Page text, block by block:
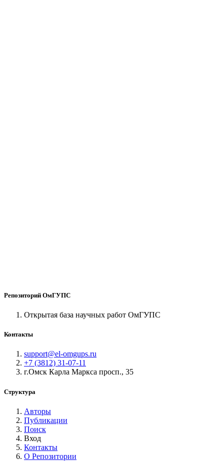
Репозиторий ОмГУПС
Открытая база научных работ ОмГУПС
Контакты
support@el-omgups.ru
+7 (3812) 31-07-11
г.Омск Карла Маркса просп., 35
Структура
Авторы
Публикации
Поиск
Вход
Контакты
О Репозитории